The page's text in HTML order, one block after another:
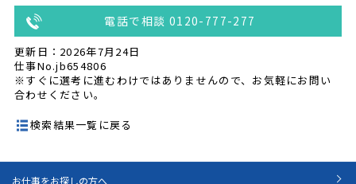
電話で相談 0120-777-277
更新日：2026年7月24日
仕事No.jb654806
※すぐに選考に進むわけではありませんので、お気軽にお問い
合わせください。
検索結果一覧に戻る
お仕事をお探しの方へ